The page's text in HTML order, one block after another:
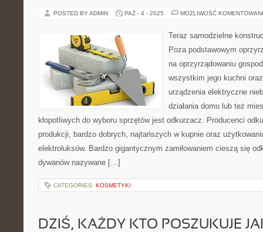
POSTED BY ADMIN PAŹ - 4 - 2025 MOŻLIWOŚĆ
Teraz samodzielne
Poza podstawowym
na oprzyrządowaniu
wszystkim jego kuchni
urządzenia elektryczne
działania domu lub też
kłopotliwych do wyboru sprzętów jest odkurzacz. Producenci
produkcji, bardzo dobrych, najtańszych w kupnie oraz
elektroluksów. Bardzo gigantycznym zamiłowaniem cieszą się
dywanów nazywane […]
CATEGORIES: KOSMETYKI
DZIŚ, KAŻDY KTO POSZUKUJE